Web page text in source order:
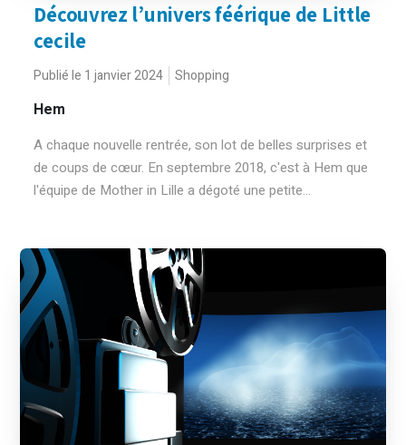
Découvrez l’univers féérique de Little
cecile
Publié le 1 janvier 2024 Shopping
Hem
A chaque nouvelle rentrée, son lot de belles surprises et
de coups de cœur. En septembre 2018, c'est à Hem que
l'équipe de Mother in Lille a dégoté une petite...